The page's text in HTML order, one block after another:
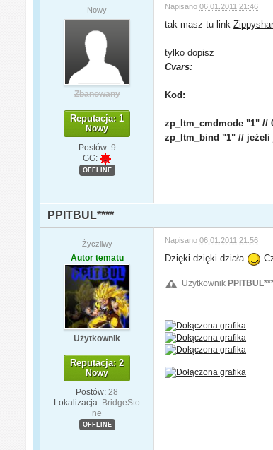
Nowy
Zbanowany
Reputacja: 1
Nowy
Postów: 9
GG:
OFFLINE
Napisano06.01.2011 21:46
tak masz tu link
tylko dopisz
Cvars:
Kod:
zp_ltm_cmdmode "1" //
zp_ltm_bind "1" // jeżeli
PPITBUL****
Życzliwy
Autor tematu
Użytkownik
Reputacja: 2
Nowy
Postów: 28
Lokalizacja: BridgeSto
ne
OFFLINE
Napisano06.01.2011 21:56
Dzięki dzięki działa
Użytkownik